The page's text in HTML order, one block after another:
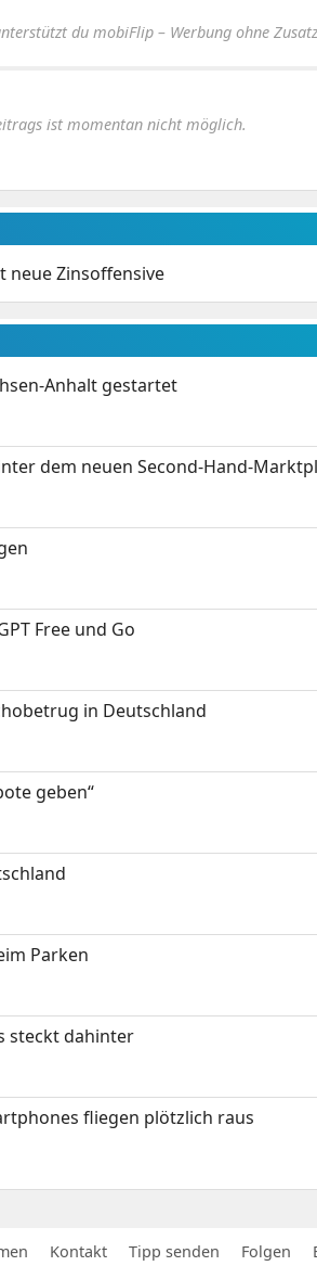
du mobiFlip – Werbung ohne
ist momentan nicht möglich.
neue Zinsoffensive
Anhalt gestartet
dem neuen Second-Hand-
Free und Go
in Deutschland
geben“
Parken
steckt dahinter
fliegen plötzlich raus
Kontakt Tipp senden Folgen